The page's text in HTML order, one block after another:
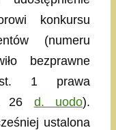
konkursu
(numeru
bezprawne
1 prawa
26 d. uodo).
ustalona